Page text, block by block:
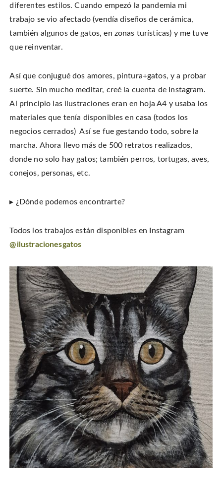
diferentes estilos. Cuando empezó la pandemia mi
trabajo se vio afectado (vendía diseños de cerámica,
también algunos de gatos, en zonas turísticas) y me tuve
que reinventar.
Así que conjugué dos amores, pintura+gatos, y a probar
suerte. Sin mucho meditar, creé la cuenta de Instagram.
Al principio las ilustraciones eran en hoja A4 y usaba los
materiales que tenía disponibles en casa (todos los
negocios cerrados) Así se fue gestando todo, sobre la
marcha. Ahora llevo más de 500 retratos realizados,
donde no solo hay gatos; también perros, tortugas, aves,
conejos, personas, etc.
▸ ¿Dónde podemos encontrarte?
Todos los trabajos están disponibles en Instagram
@ilustracionesgatos